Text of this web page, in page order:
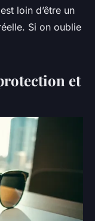
loin d’être un
Si on oublie
et